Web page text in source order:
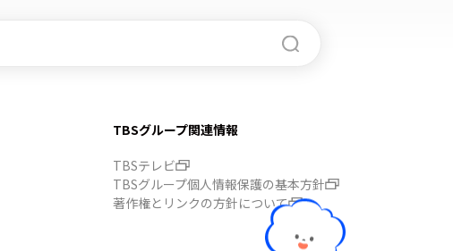
TBSグループ関連情報
TBSテレビ
TBSグループ個人情報保護の基本方針
著作権とリンクの方針について